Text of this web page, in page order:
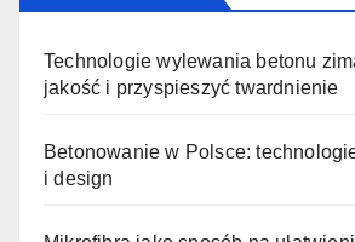
Technologie wylewania betonu
jakość i przyspieszyć twardnienie
Betonowanie w Polsce:
i design